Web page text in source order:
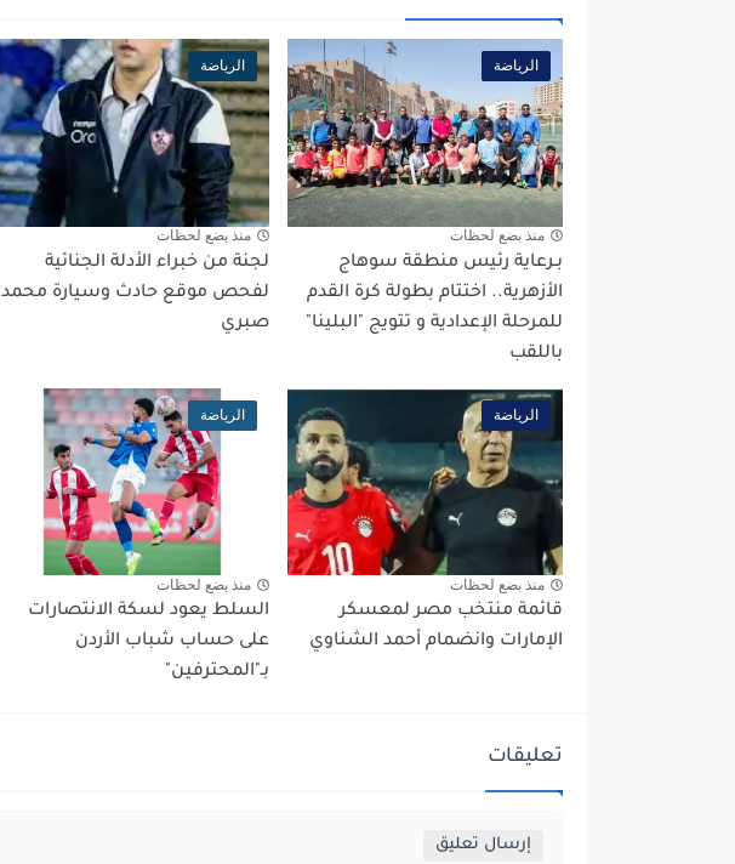
الرياضة
منذ بضع لحظات
بـرعاية رئيس منطقة سوهاج
الأزهرية.. اختتام بطولة كرة القدم
للمرحلة الإعدادية و تتويج "البلينا"
باللقب
الرياضة
منذ بضع لحظات
لجنة من خبراء الأدلة الجنائية
لفحص موقع حادث وسيارة محمد
صبري
الرياضة
منذ بضع لحظات
قائمة منتخب مصر لمعسكر
الإمارات وانضمام أحمد الشناوي
الرياضة
منذ بضع لحظات
السلط يعود لسكة الانتصارات
على حساب شباب الأردن
بـ"المحترفين"
تعليقات
إرسال تعليق